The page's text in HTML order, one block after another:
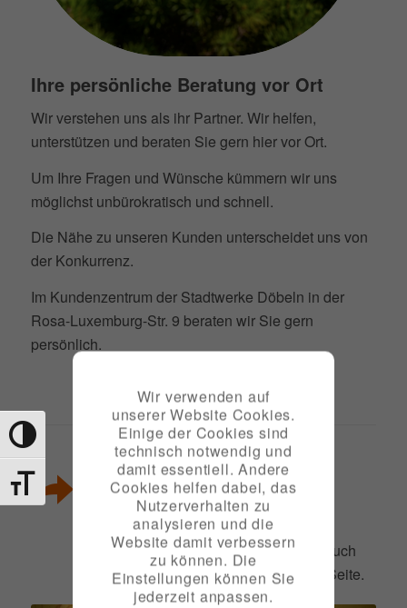
Toggle High Contrast
Toggle Font size
Ihre persönliche Beratung vor Ort
Wir verstehen uns als ihr Partner. Wir helfen,
unterstützen und beraten Sie gern hier vor Ort.
Um Ihre Fragen und Wünsche kümmern wir uns
möglichst unbürokratisch und schnell.
Die Nähe zu unseren Kunden unterscheidet uns von
der Konkurrenz.
Im Kundenzentrum der Stadtwerke Döbeln in der
Rosa-Luxemburg-Str. 9 beraten wir Sie gern
persönlich.
WIR BERATEN SIE AUCH
GERN AM TELEFON
Haben Sie Fragen zu einzelnen
Themengebieten, dann steht Ihnen auch
gern ein Fachspezialist von uns zur Seite.
Wir verwenden auf
unserer Website Cookies.
Einige der Cookies sind
technisch notwendig und
damit essentiell. Andere
Cookies helfen dabei, das
Nutzerverhalten zu
analysieren und die
Website damit verbessern
zu können. Die
Einstellungen können Sie
jederzeit anpassen.